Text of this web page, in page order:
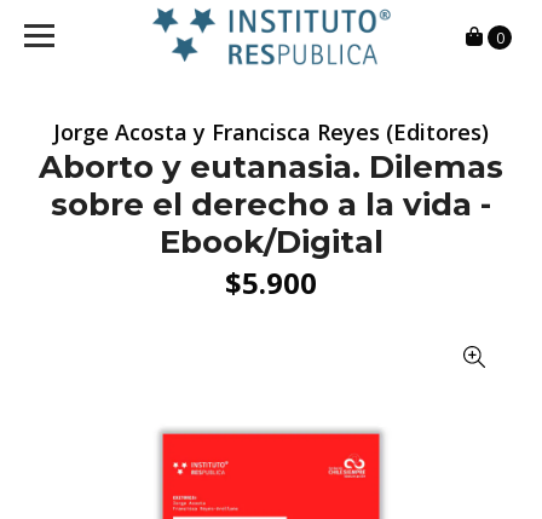
0
Jorge Acosta y Francisca Reyes (Editores)
Aborto y eutanasia. Dilemas
sobre el derecho a la vida -
Ebook/Digital
$5.900